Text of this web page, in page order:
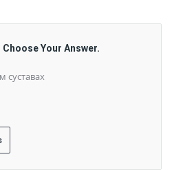
Your Answer.
суставах